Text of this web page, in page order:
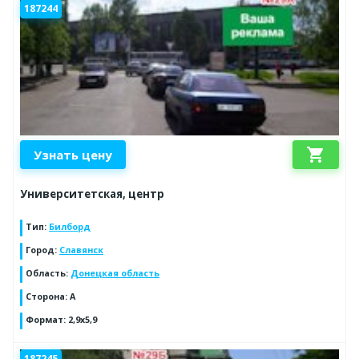
187244
Узнать цену shopping_cart
Университетская, центр
Тип: Билборд
Город: Славянск
Область: Донецкая область
Сторона: А
Формат: 2,9х5,9